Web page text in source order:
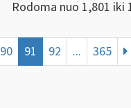
Rodoma nuo 1,801 iki
90 91 92 ... 365